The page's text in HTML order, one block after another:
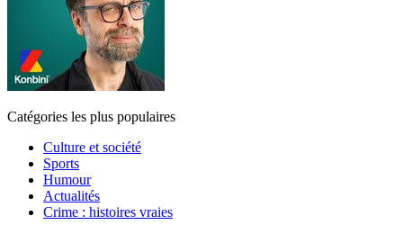
Catégories les plus populaires
Culture et société
Sports
Humour
Actualités
Crime : histoires vraies